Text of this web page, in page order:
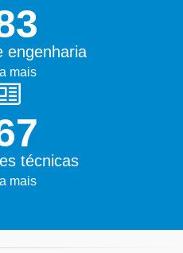
engenharia
mais
técnicas
mais